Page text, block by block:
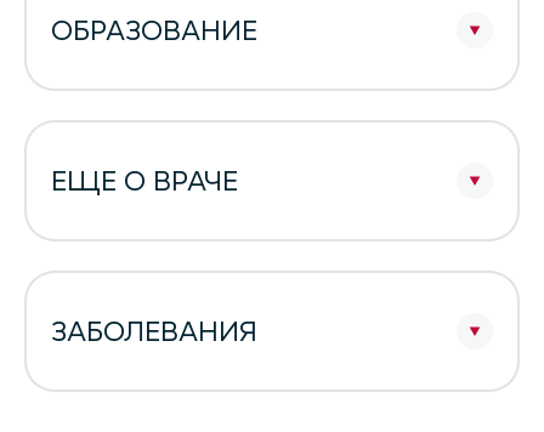
ОБРАЗОВАНИЕ
ЕЩЕ О ВРАЧЕ
ЗАБОЛЕВАНИЯ